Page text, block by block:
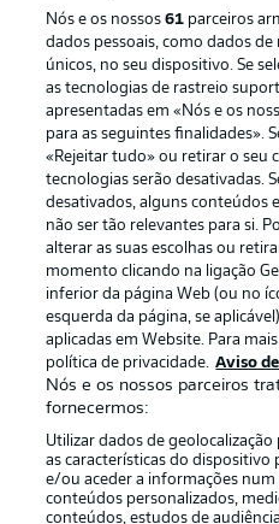
Publicidade
Gerir preferências
Marca
Jogadores
Nós e os nossos61 parceiros
dados pessoais, como dados
únicos, no seu dispositivo. Se
as tecnologias de rastreio
apresentadas em «Nós e os
para as seguintes finalidades».
«Rejeitar tudo» ou retirar o seu
tecnologias serão desativadas.
desativados, alguns conteúdos
não ser tão relevantes para si.
alterar as suas escolhas ou
momento clicando na ligação
inferior da página Web (ou no
esquerda da página, se
aplicadas em Website. Para
política de privacidade. Aviso
Nós e os nossos parceiros
fornecermos:
Utilizar dados de
as características do dispositivo
e/ou aceder a informações
conteúdos personalizados,
conteúdos, estudos de